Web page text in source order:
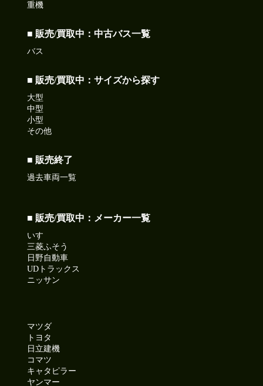
重機
■ 販売/買取中：中古バス一覧
バス
■ 販売/買取中：サイズから探す
大型
中型
小型
その他
■ 販売終了
過去車両一覧
■ 販売/買取中：メーカー一覧
いすゞ
三菱ふそう
日野自動車
UDトラックス
ニッサン
マツダ
トヨタ
日立建機
コマツ
キャタピラー
ヤンマー